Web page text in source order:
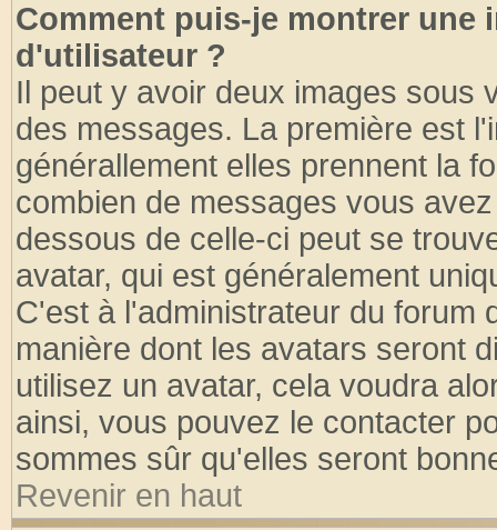
Comment puis-je montrer une
d'utilisateur ?
Il peut y avoir deux images sous
des messages. La première est
générallement elles prennent la
combien de messages vous
dessous de celle-ci peut se
avatar, qui est généralement
C'est à l'administrateur du forum
manière dont les avatars seront
utilisez un avatar, cela voudra
ainsi, vous pouvez le contacter
sommes sûr qu'elles seront
Revenir en haut